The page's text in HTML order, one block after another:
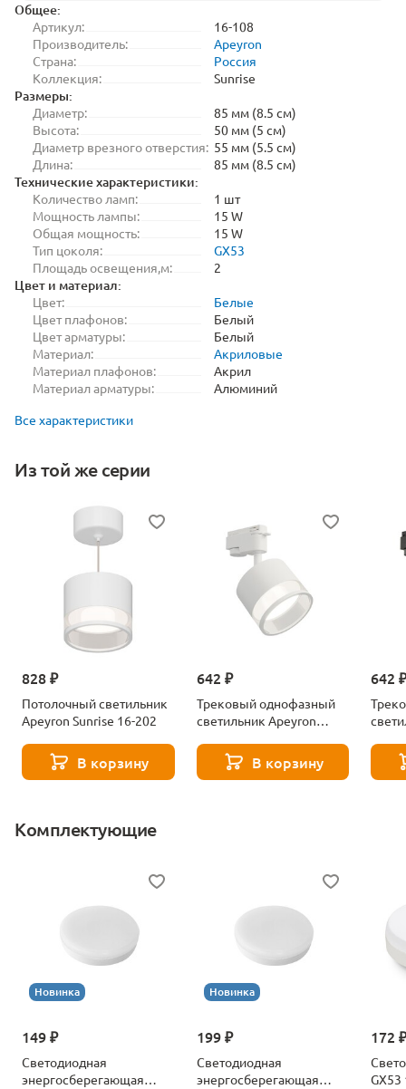
Общее:
Артикул:
16-108
Производитель:
Apeyron
Страна:
Россия
Коллекция:
Sunrise
Размеры:
Диаметр:
85 мм (8.5 см)
Высота:
50 мм (5 см)
Диаметр врезного отверстия: 55 мм (5.5 см)
Длина:
85 мм (8.5 см)
Технические характеристики:
Количество ламп:
1 шт
Мощность лампы:
15 W
Общая мощность:
15 W
Тип цоколя:
GX53
Площадь освещения,м:
2
Цвет и материал:
Цвет:
Белые
Цвет плафонов:
Белый
Цвет арматуры:
Белый
Материал:
Акриловые
Материал плафонов:
Акрил
Материал арматуры:
Алюминий
Все характеристики
Из той же серии
828 ₽
Потолочный светильник
Apeyron Sunrise 16-202
В корзину
642 ₽
Трековый однофазный
светильник Apeyron
В корзину
642
Комплектующие
Новинка
149 ₽
Светодиодная
энергосберегающая
Новинка
199 ₽
Светодиодная
энергосберегающая
172
GX53